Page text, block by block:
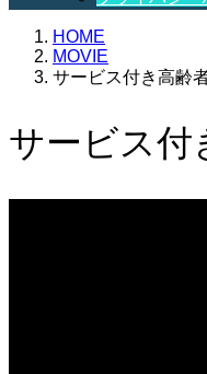
HOME
MOVIE
サービス付き高齢
サービス付